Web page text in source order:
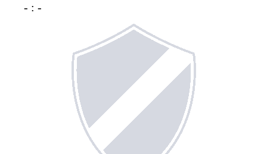
- : -